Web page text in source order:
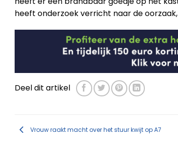
heeft onderzoek verricht naar de
Deel dit artikel
Vrouw raakt macht over het stuur kwijt op A7